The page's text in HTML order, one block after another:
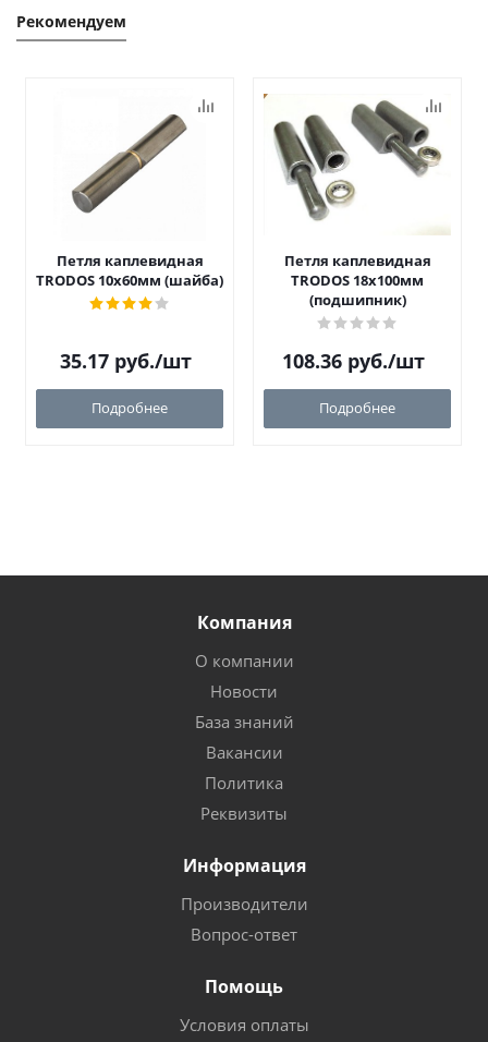
Рекомендуем
Петля каплевидная
TRODOS 10х60мм (шайба)
35.17 руб./шт
Подробнее
Петля каплевидная
TRODOS 18х100мм
(подшипник)
108.36 руб./шт
Подробнее
Компания
О компании
Новости
База знаний
Вакансии
Политика
Реквизиты
Информация
Производители
Вопрос-ответ
Помощь
Условия оплаты